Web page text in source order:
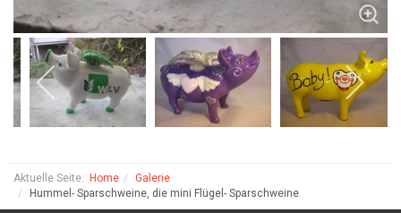
Aktuelle Seite: Home
Galerie
Hummel- Sparschweine, die mini Flügel- Sparschweine